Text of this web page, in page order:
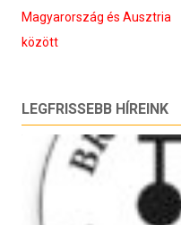
Magyarország és Ausztria
között
LEGFRISSEBB HÍREINK